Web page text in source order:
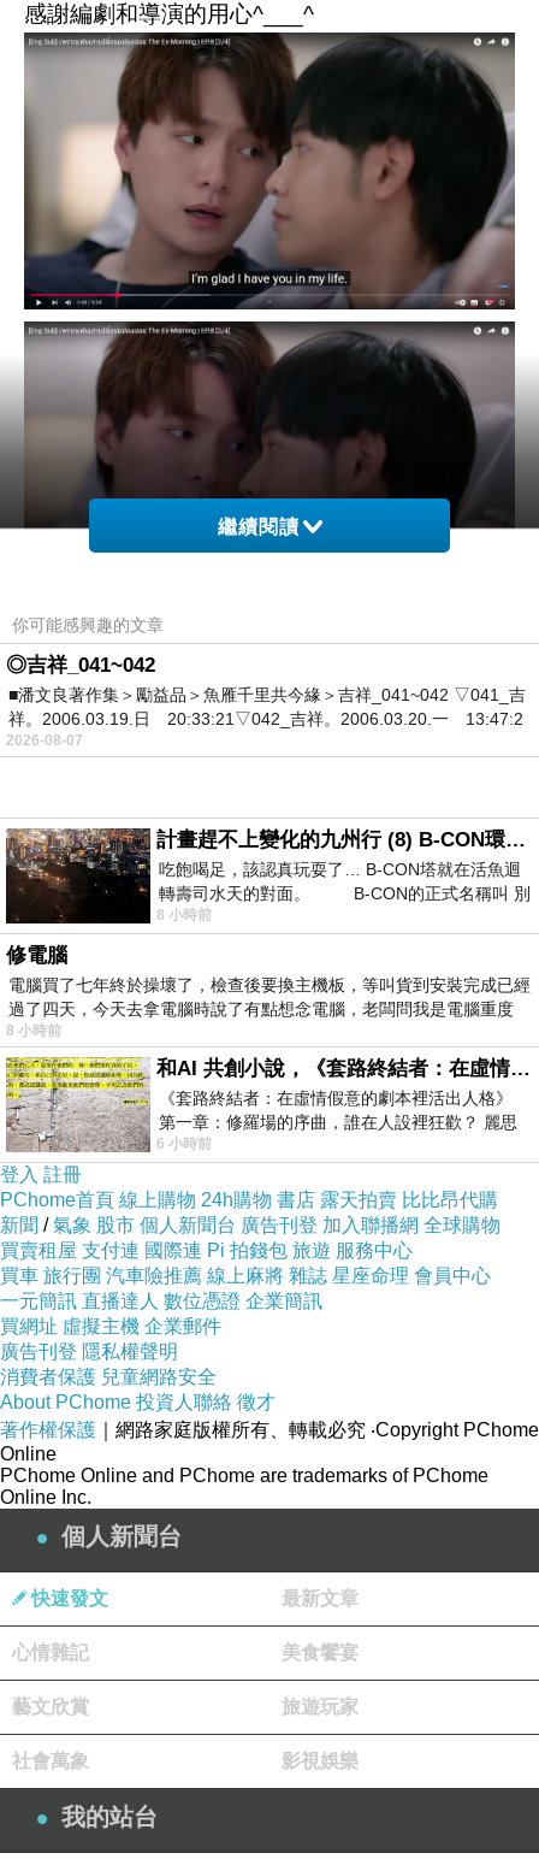
感謝編劇和導演的用心^___^
這該不會是Phi第一次的告白吧!!!
特寫下一個周邊商品XDDDDD
這幕超級感動(想哭)
Phi我支持你~~~~~~
這個場景常常在GMM樓下發生吧(笑)
根本和現實生活沒有兩樣~~~~~~
然後吃醋的Tam好可愛
男友趕快來哄吧^____^
繼續閱讀
你可能感興趣的文章
◎吉祥_041~042
■潘文良著作集＞勵益品＞魚雁千里共今緣＞吉祥_041~042 ▽041_吉
祥。2006.03.19.日 20:33:21▽042_吉祥。2006.03.20.一 13:47:2
2026-08-07
計畫趕不上變化的九州行 (8) B-CON環球塔
吃飽喝足，該認真玩耍了… B-CON塔就在活魚迴
轉壽司水天的對面。 B-CON的正式名稱叫 別
8 小時前
修電腦
電腦買了七年終於操壞了，檢查後要換主機板，等叫貨到安裝完成已經
過了四天，今天去拿電腦時說了有點想念電腦，老闆問我是電腦重度
8 小時前
和AI 共創小說，《套路終結者：在虛情假意的劇本裡活出人格》
《套路終結者：在虛情假意的劇本裡活出人格》
第一章：修羅場的序曲，誰在人設裡狂歡？ 麗思
卡爾頓酒店的總統套房內，燈光昏
6 小時前
登入 註冊
PChome首頁 線上購物 24h購物 書店 露天拍賣 比比昂代購
新聞 /氣象 股市 個人新聞台 廣告刊登 加入聯播網 全球購物
買賣租屋 支付連 國際連 Pi 拍錢包 旅遊 服務中心
買車 旅行團 汽車險推薦 線上麻將 雜誌 星座命理 會員中心
一元簡訊 直播達人 數位憑證 企業簡訊
買網址 虛擬主機 企業郵件
廣告刊登 隱私權聲明
消費者保護 兒童網路安全
About PChome 投資人聯絡 徵才
著作權保護 ｜網路家庭版權所有、轉載必究 ‧Copyright PChome
Online
PChome Online and PChome are trademarks of PChome
Online Inc.
個人新聞台
快速發文 最新文章
心情雜記 美食饗宴
藝文欣賞 旅遊玩家
社會萬象 影視娛樂
我的站台